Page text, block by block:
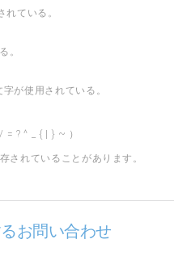
れている。
。
が使用されている。
? ^ _ { | } ~ ）
されていることがあります。
お問い合わせ